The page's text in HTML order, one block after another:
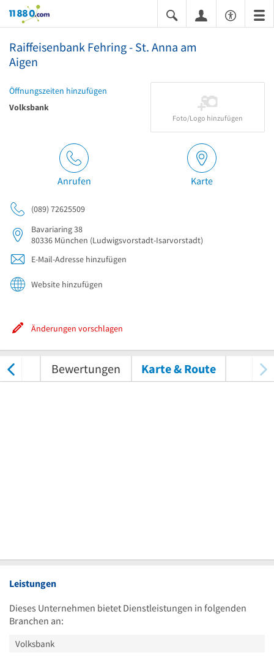
11880.com
Raiffeisenbank Fehring - St. Anna am
Aigen
Öffnungszeiten hinzufügen
Volksbank
Foto/Logo hinzufügen
Anrufen Karte
(089) 72625509
Bavariaring 38
80336 München (Ludwigsvorstadt-Isarvorstadt)
E-Mail-Adresse hinzufügen
Website hinzufügen
Änderungen vorschlagen
Bewertungen Karte & Route
Leistungen
Dieses Unternehmen bietet Dienstleistungen in folgenden
Branchen an:
Volksbank